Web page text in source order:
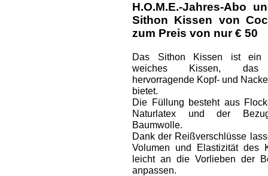
H.O.M.E.-Jahres-Abo
Sithon Kissen von
zum Preis von nur € 50
Das Sithon Kissen ist ein
weiches Kissen,
hervorragende Kopf- und
bietet.
Die Füllung besteht aus
Naturlatex und der
Baumwolle.
Dank der Reißverschlüsse
Volumen und Elastizität des
leicht an die Vorlieben der
anpassen.